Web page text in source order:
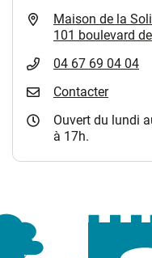
Maison de la
101 boulevard
04 67 69 04 04
Contacter
Ouvert du lundi
à 17h.